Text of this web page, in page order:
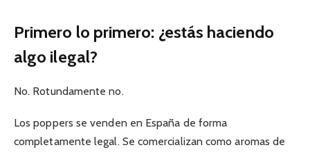
Primero lo primero: ¿estás haciendo
algo ilegal?
No. Rotundamente no.
Los poppers se venden en España de forma
completamente legal. Se comercializan como aromas de